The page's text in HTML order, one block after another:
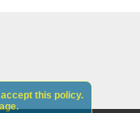
this policy.